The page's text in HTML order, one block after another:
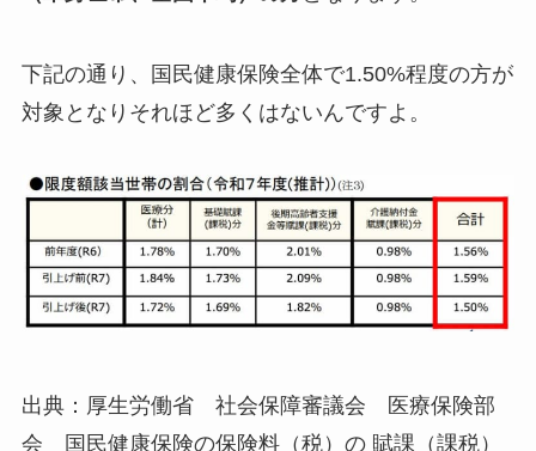
下記の通り、国民健康保険全体で1.50%程度の方が
対象となりそれほど多くはないんですよ。
出典：厚生労働省 社会保障審議会 医療保険部
会 国民健康保険の保険料（税）の 賦課（課税）